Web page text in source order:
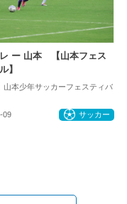
ー 山本 【山本フェス
】
本少年サッカーフェスティバ
09 サッカー